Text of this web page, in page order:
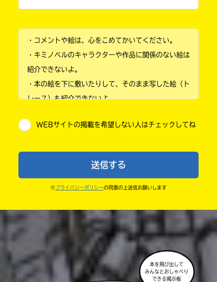
小学2年
小学4年
小学6年
中学1年
・コメントや絵は、心をこめてかいてください。
・キミノベルのキャラクターや作品に関係のない絵は
紹介できないよ。
・本の絵を下に敷いたりして、そのまま写した絵（ト
レース）も紹介できないよ。
・送ってからすぐには紹介されないので、待ってて
ならないよう気をつけてね。
・キャンペーン開催中は、投稿した後の画面にバナー
・ポプラ社の宣伝物で紹介させてもらうことがある
・かき終えたら、人を傷つけていたり、個人情報をか
きこんでいたり、字がまちがっていたりしないか、読
みなおしてみてね。
WEBサイトの掲載を希望しない人はチェックしてね
送信する
※ プライバシーポリシーの同意の上送信お願いします
本を飛び出して
みんなとおしゃべり
できる掲示板